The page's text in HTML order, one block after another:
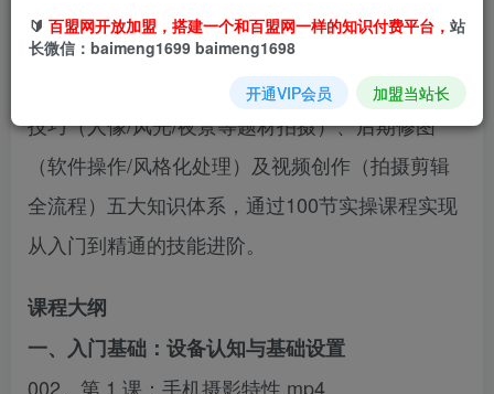
程，涵盖设备基础操作（相机设置/镜头使用/曝光
控制）、核心理论（光线/色彩/构图原理）、实战
技巧（人像/风光/夜景等题材拍摄）、后期修图
（软件操作/风格化处理）及视频创作（拍摄剪辑
全流程）五大知识体系，通过100节实操课程实现
从入门到精通的技能进阶。
课程大纲
一、入门基础：设备认知与基础设置
002、第 1 课：手机摄影特性.mp4
🔰 百盟网开放加盟，搭建一个和百盟网一样的知识付费平台， 站
长微信：baimeng1699 baimeng1698
开通VIP会员 加盟当站长